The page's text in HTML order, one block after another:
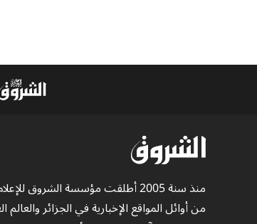
منذ سنة 2005 أطلقت مؤسسة الشروق
من أوائل المواقع الإخبارية في الجزائر